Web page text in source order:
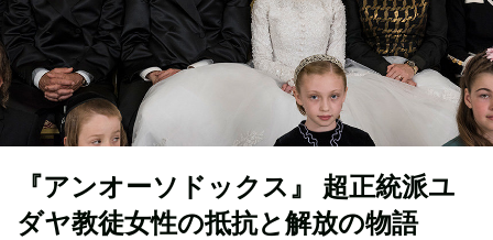
『アンオーソドックス』 超正統派ユ
ダヤ教徒女性の抵抗と解放の物語